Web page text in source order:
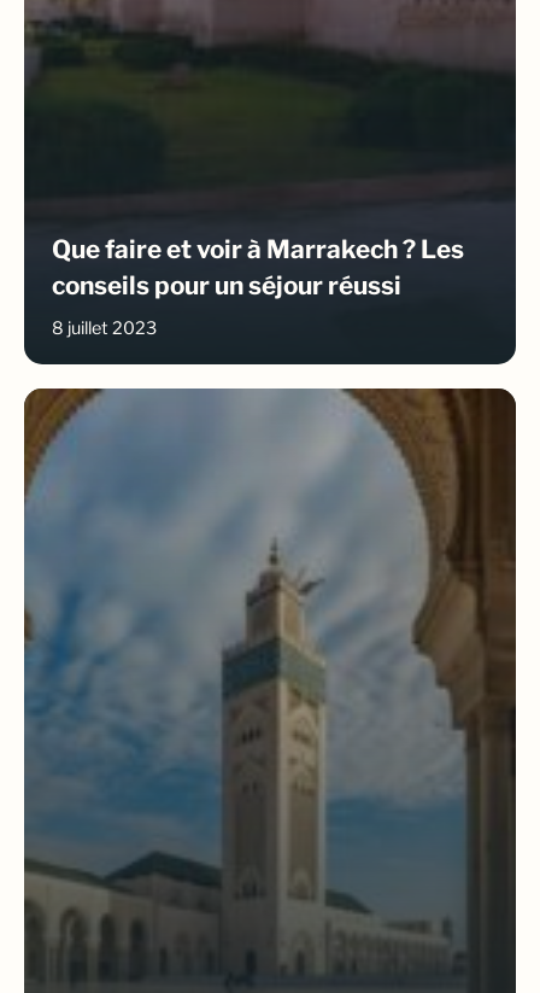
Que faire et voir à Marrakech ? Les
conseils pour un séjour réussi
8 juillet 2023